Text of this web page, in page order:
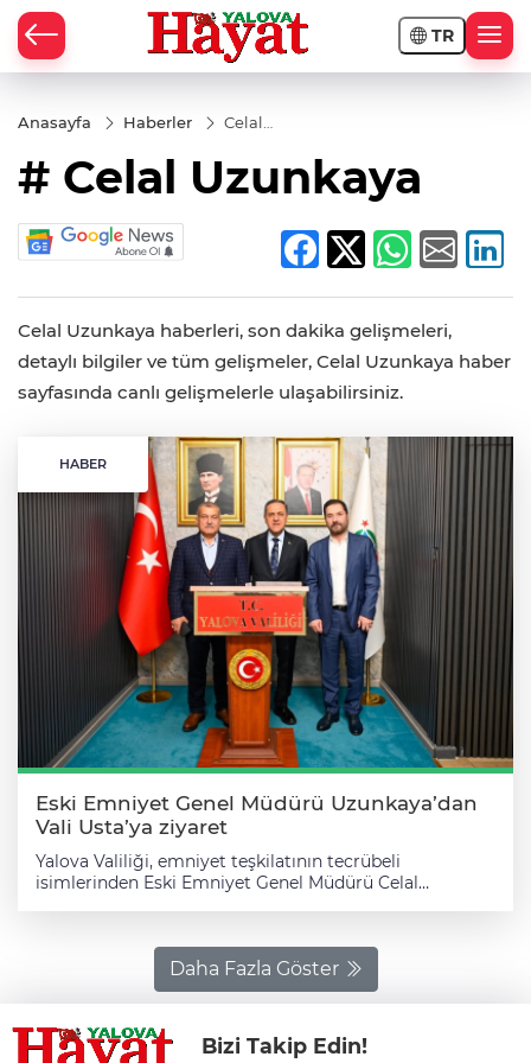
TR
Anasayfa Haberler
Celal
# Celal Uzunkaya
Celal Uzunkaya haberleri, son dakika gelişmeleri,
detaylı bilgiler ve tüm gelişmeler, Celal Uzunkaya haber
sayfasında canlı gelişmelerle ulaşabilirsiniz.
HABER
Eski Emniyet Genel Müdürü Uzunkaya’dan
Vali Usta’ya ziyaret
Yalova Valiliği, emniyet teşkilatının tecrübeli
isimlerinden Eski Emniyet Genel Müdürü Celal
Uzunkaya, ardından Valilik Şeref Defteri’ni imzaladı.
Şeref defterine duygu ve düşüncelerini aktaran
Uzunkaya, daha sonra Vali Usta ile makamda bir araya
geldi. Samimi bir atmosferde gerçekleşen görüşmede
Celal Uzunkaya, Vali Usta’ya Yalova’daki görevinde
muvaffakiyetler diledi. Ziyaret kapsamında Vali Dr.
Daha Fazla Göster
Bizi Takip Edin!